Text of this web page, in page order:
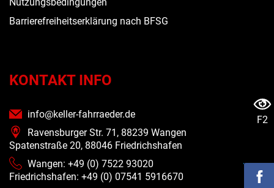
Nutzungsbedingungen
Barrierefreiheitserklärung nach BFSG
KONTAKT INFO
info@keller-fahrraeder.de
Ravensburger Str. 71, 88239 Wangen
Spatenstraße 20, 88046 Friedrichshafen
Wangen: +49 (0) 7522 93020
Friedrichshafen: +49 (0) 07541 5916670
F2